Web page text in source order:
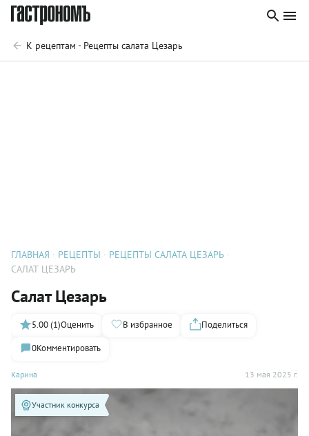
К рецептам - Рецепты салата Цезарь
ГЛАВНАЯ РЕЦЕПТЫ
РЕЦЕПТЫ САЛАТА ЦЕЗАРЬ
САЛАТ ЦЕЗАРЬ
Салат Цезарь
Карина 13 мая 2025 г.
5.00 (1)Оценить В избранное
Поделиться
0Комментировать
Участник конкурса